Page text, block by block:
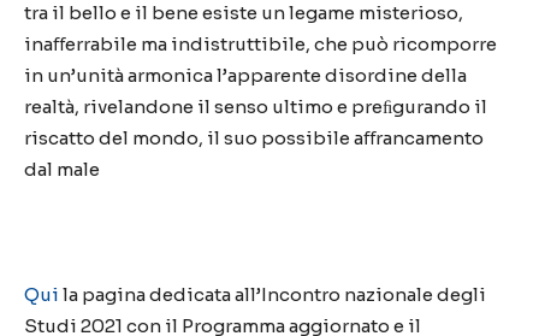
tra il bello e il bene esiste un legame misterioso,
inaﬀerrabile ma indistruttibile, che può ricomporre
in un’unità armonica l’apparente disordine della
realtà, rivelandone il senso ultimo e preﬁgurando il
riscatto del mondo, il suo possibile aﬀrancamento
dal male
Qui la pagina dedicata all’Incontro nazionale degli
Studi 2021 con il Programma aggiornato e il